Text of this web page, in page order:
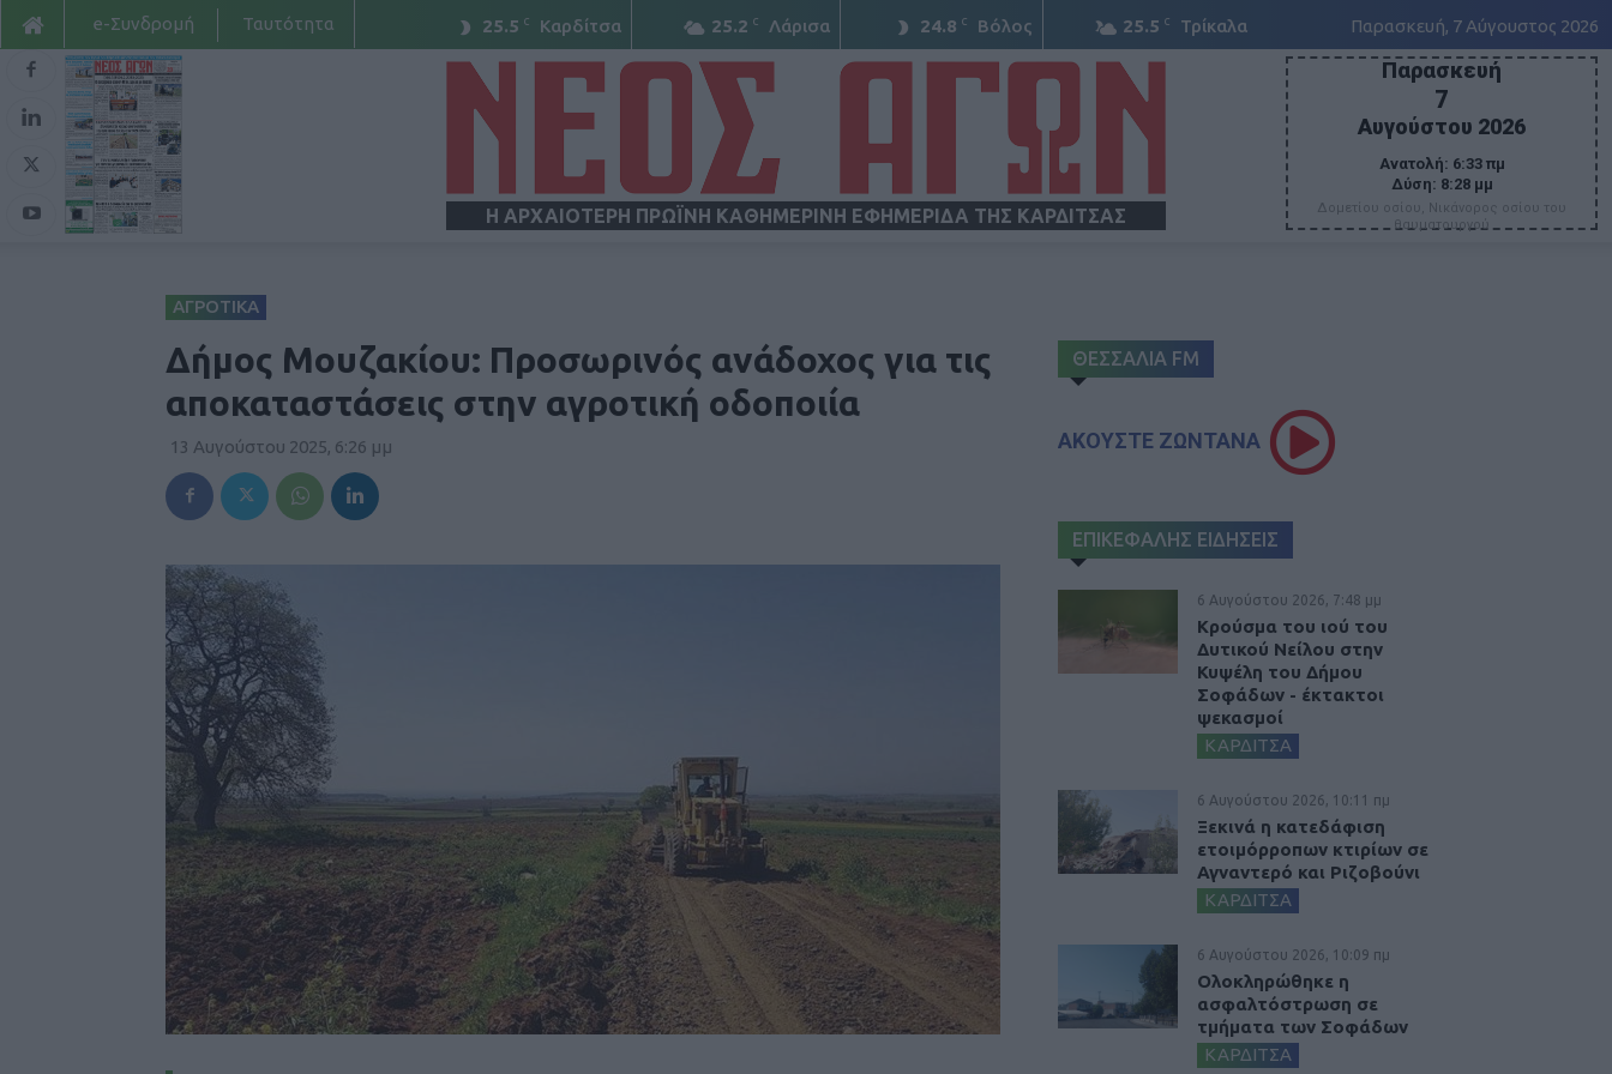
25.5 C Καρδίτσα 25.2 C Λάρισα 24.8 C Βόλος 25.5 C Τρίκαλα Παρασκευή, 7 Αύγουστος 2026
e-Συνδρομή Ταυτότητα
Η ΑΡΧΑΙΟΤΕΡΗ ΠΡΩΪΝΗ ΚΑΘΗΜΕΡΙΝΗ ΕΦΗΜΕΡΙΔΑ ΤΗΣ ΚΑΡΔΙΤΣΑΣ
Παρασκευή
7
Αυγούστου 2026
Ανατολή: 6:33 πμ
Δύση: 8:28 μμ
Δομετίου οσίου, Νικάνορος οσίου του
θαυματουργού
ΑΓΡΟΤΙΚΑ
Δήμος Μουζακίου: Προσωρινός ανάδοχος για τις
αποκαταστάσεις στην αγροτική οδοποιία
13 Αυγούστου 2025, 6:26 μμ
ΘΕΣΣΑΛΙΑ FM
ΑΚΟΥΣΤΕ ΖΩΝΤΑΝΑ
ΕΠΙΚΕΦΑΛΗΣ ΕΙΔΗΣΕΙΣ
6 Αυγούστου 2026, 7:48 μμ
Κρούσμα του ιού του
Δυτικού Νείλου στην
Κυψέλη του Δήμου
Σοφάδων - έκτακτοι
ψεκασμοί
ΚΑΡΔΙΤΣΑ
6 Αυγούστου 2026, 10:11 πμ
Ξεκινά η κατεδάφιση
ετοιμόρροπων κτιρίων σε
Αγναντερό και Ριζοβούνι
ΚΑΡΔΙΤΣΑ
6 Αυγούστου 2026, 10:09 πμ
Ολοκληρώθηκε η
ασφαλτόστρωση σε
τμήματα των Σοφάδων
ΚΑΡΔΙΤΣΑ